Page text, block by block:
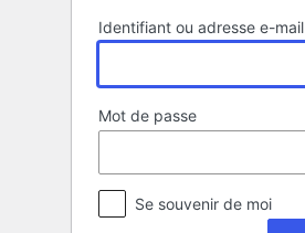
Identifiant ou adresse e-mail
Mot de passe
Se souvenir de moi